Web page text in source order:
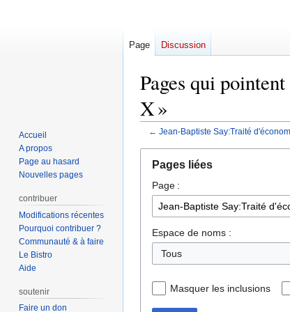
Pages qui
X »
← Jean-Baptiste Say:Traité
navigation
recherche
Pages liées
Page :
Espace de noms :
Tous
Masquer les inclusions
Page Discussion
Accueil
A propos
Page au hasard
Nouvelles pages
contribuer
Modifications récentes
Pourquoi contribuer ?
Communauté & à faire
Le Bistro
Aide
soutenir
Faire un don